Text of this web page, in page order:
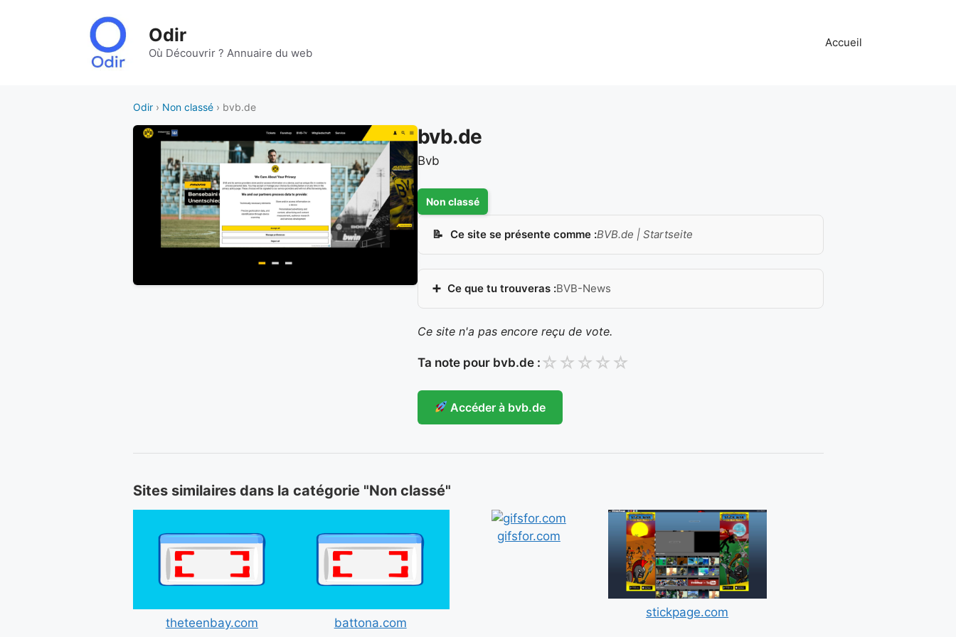
Odir
Où Découvrir ? Annuaire du web
Accueil
Odir› Non classé› bvb.de
bvb.de
Bvb
Non classé
Ce site se présente comme :BVB.de | Startseite
Ce que tu trouveras :BVB-News
Ce site n'a pas encore reçu de vote.
Ta note pour bvb.de : ☆ ☆ ☆ ☆ ☆
Accéder à bvb.de
Sites similaires dans la catégorie "Non classé"
theteenbay.com battona.com
gifsfor.com
stickpage.com